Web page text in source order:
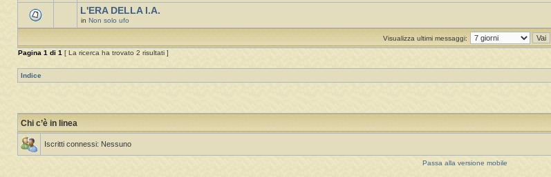
L'ERA DELLA I.A.
in Non solo ufo
Visualizza ultimi messaggi:
Pagina 1 di 1 [ La ricerca ha trovato 2 risultati ]
Indice
Chi c’è in linea
Iscritti connessi: Nessuno
Passa alla versione mobile